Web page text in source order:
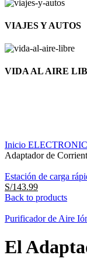
VIAJES Y AUTOS
VIDA AL AIRE
Inicio
Adaptador de
Estación de carga
S/143.99
Back to products
Purificador de Aire
El